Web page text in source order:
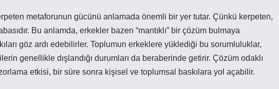
metaforunun gücünü anlamada önemli bir yer tutar. Çünkü kerpeten,
Bu anlamda, erkekler bazen “mantıklı” bir çözüm bulmaya
göz ardı edebilirler. Toplumun erkeklere yüklediği bu sorumluluklar,
genellikle dışlandığı durumları da beraberinde getirir. Çözüm odaklı
etkisi, bir süre sonra kişisel ve toplumsal baskılara yol açabilir.